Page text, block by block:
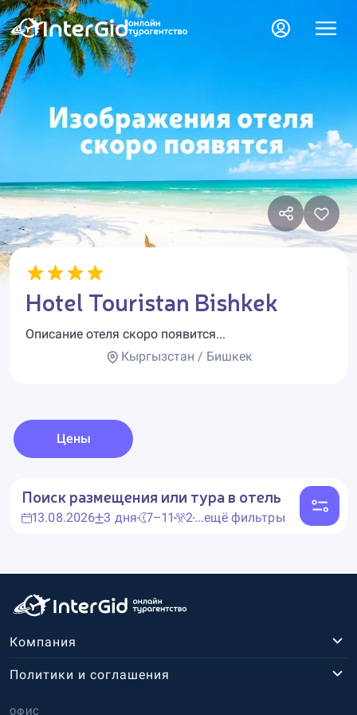
Hotel Touristan Bishkek
Описание отеля скоро появится...
Кыргызстан / Бишкек
Цены
Поиск размещения или тура в отель
13.08.2026 3 дня 7–11 2...ещё фильтры
Компания
ОФИС
Политики и соглашения